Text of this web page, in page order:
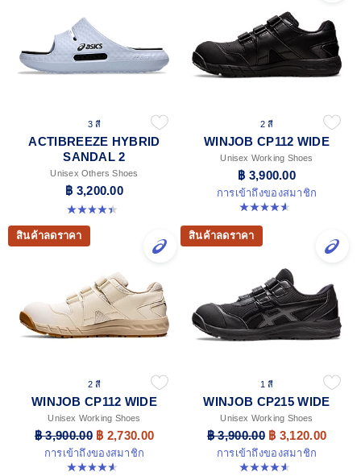
3 สี
ACTIBREEZE HYBRID
SANDAL 2
Unisex Others Shoes
฿ 3,200.00
4.4 จาก 5 ดาว 111 รีวิว
2 สี
WINJOB CP112 WIDE
Unisex Working Shoes
฿ 3,900.00
การเข้าถึงของสมาชิก
4.6 จาก 5 ดาว 43 รีวิว
สินค้าลดราคา
2 สี
WINJOB CP112 WIDE
Unisex Working Shoes
฿ 3,900.00 ฿ 2,730.00
การเข้าถึงของสมาชิก
4.6 จาก 5 ดาว 43 รีวิว
สินค้าลดราคา
1 สี
WINJOB CP215 WIDE
Unisex Working Shoes
฿ 3,900.00 ฿ 3,120.00
การเข้าถึงของสมาชิก
4.6 จาก 5 ดาว 41 รีวิว